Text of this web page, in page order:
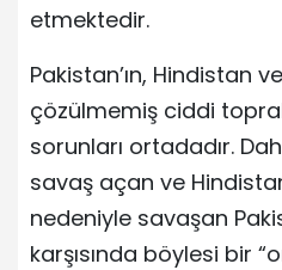
etmektedir.
Pakistan’ın, Hindistan
çözülmemiş ciddi
sorunları ortadadır.
savaş açan ve
nedeniyle savaşan
karşısında böylesi bir